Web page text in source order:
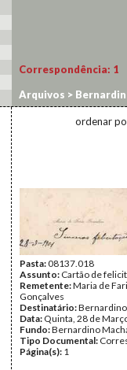
Correspondência: 1
Arquivos >
ordenar
Pasta:08137.018
Assunto: Cartão de
Remetente:Maria de
Gonçalves
Destinatário:
Data: Quinta, 28 de
Fundo:Bernardino
Tipo Documental:
Página(s): 1